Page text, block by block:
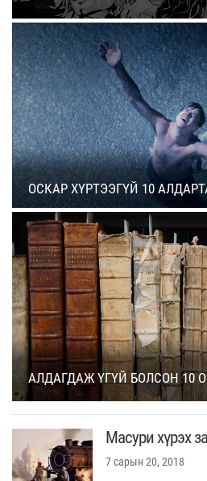
ОСКАР ХҮРТЭЭГҮЙ 10
АЛДАГДАЖ ҮГҮЙ БОЛСОН 10
Масури хүрэх
7 сарын 20, 2018